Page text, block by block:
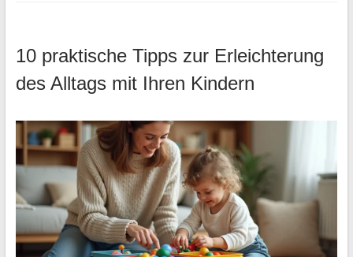
10 praktische Tipps zur Erleichterung
des Alltags mit Ihren Kindern